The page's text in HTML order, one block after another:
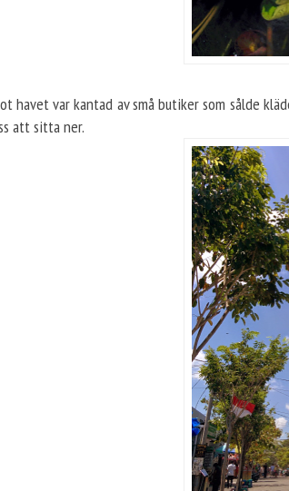
havet var kantad av små butiker som sålde
att sitta ner.